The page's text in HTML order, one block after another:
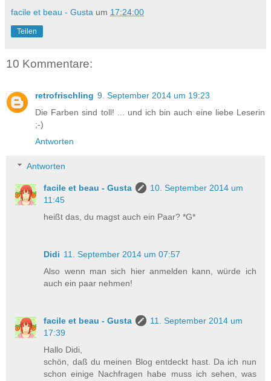
facile et beau - Gusta um 17:24:00
Teilen
10 Kommentare:
retrofrischling 9. September 2014 um 19:23
Die Farben sind toll! ... und ich bin auch eine liebe Leserin
;-)
Antworten
Antworten
facile et beau - Gusta
10. September 2014 um
11:45
heißt das, du magst auch ein Paar? *G*
Didi 11. September 2014 um 07:57
Also wenn man sich hier anmelden kann, würde ich
auch ein paar nehmen!
facile et beau - Gusta
11. September 2014 um
17:39
Hallo Didi,
schön, daß du meinen Blog entdeckt hast. Da ich nun
schon einige Nachfragen habe muss ich sehen, was